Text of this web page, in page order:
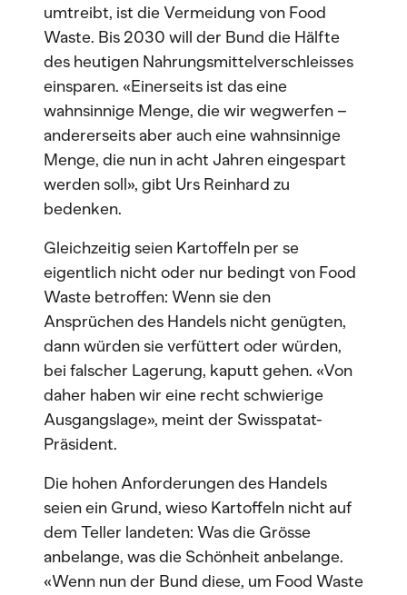
umtreibt, ist die Vermeidung von Food
Waste. Bis 2030 will der Bund die Hälfte
des heutigen Nahrungsmittelverschleisses
einsparen. «Einerseits ist das eine
wahnsinnige Menge, die wir wegwerfen –
andererseits aber auch eine wahnsinnige
Menge, die nun in acht Jahren eingespart
werden soll», gibt Urs Reinhard zu
bedenken.
Gleichzeitig seien Kartoffeln per se
eigentlich nicht oder nur bedingt von Food
Waste betroffen: Wenn sie den
Ansprüchen des Handels nicht genügten,
dann würden sie verfüttert oder würden,
bei falscher Lagerung, kaputt gehen. «Von
daher haben wir eine recht schwierige
Ausgangslage», meint der Swisspatat-
Präsident.
Die hohen Anforderungen des Handels
seien ein Grund, wieso Kartoffeln nicht auf
dem Teller landeten: Was die Grösse
anbelange, was die Schönheit anbelange.
«Wenn nun der Bund diese, um Food Waste